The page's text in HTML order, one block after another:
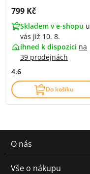
Cena s DPH:
799 Kč
Skladem v e-shopu u
vás již 10. 8.
ihned k dispozici na
39 prodejnách
4.6
Do košíku
O nás
Vše o nákupu